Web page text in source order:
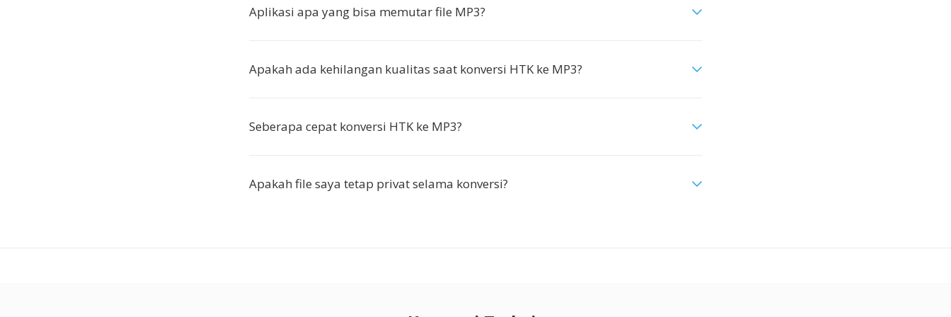
Aplikasi apa yang bisa memutar file MP3?
Apakah ada kehilangan kualitas saat konversi HTK ke MP3?
Seberapa cepat konversi HTK ke MP3?
Apakah file saya tetap privat selama konversi?